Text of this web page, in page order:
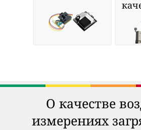
О качестве
измерениях